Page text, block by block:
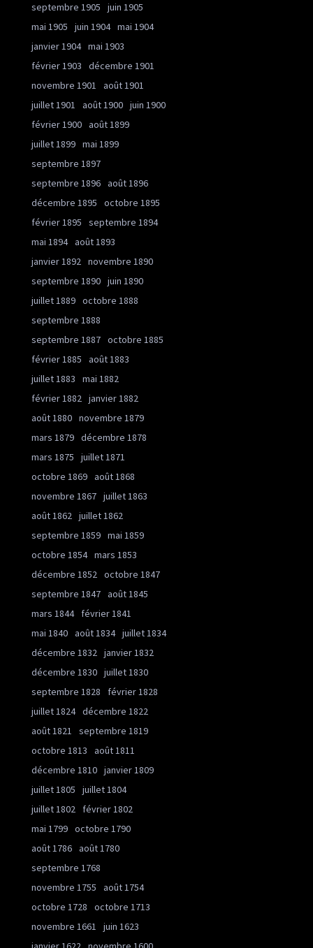
septembre 1905
juin 1905
mai 1905
juin 1904 mai 1904
janvier 1904 mai 1903
février 1903
décembre 1901
novembre 1901
août 1901
juillet 1901
août 1900 juin 1900
février 1900 août 1899
juillet 1899 mai 1899
septembre 1897
septembre 1896 août 1896
décembre 1895
octobre 1895
février 1895
septembre 1894
mai 1894 août 1893
janvier 1892 novembre 1890
septembre 1890 juin 1890
juillet 1889 octobre 1888
septembre 1888
septembre 1887 octobre 1885
février 1885
août 1883
juillet 1883
mai 1882
février 1882 janvier 1882
août 1880 novembre 1879
mars 1879 décembre 1878
mars 1875
juillet 1871
octobre 1869 août 1868
novembre 1867 juillet 1863
août 1862 juillet 1862
septembre 1859 mai 1859
octobre 1854 mars 1853
décembre 1852 octobre 1847
septembre 1847 août 1845
mars 1844
février 1841
mai 1840 août 1834 juillet 1834
décembre 1832 janvier 1832
décembre 1830 juillet 1830
septembre 1828
février 1828
juillet 1824 décembre 1822
août 1821
septembre 1819
octobre 1813
août 1811
décembre 1810 janvier 1809
juillet 1805
juillet 1804
juillet 1802
février 1802
mai 1799 octobre 1790
août 1786 août 1780
septembre 1768
novembre 1755
août 1754
octobre 1728
octobre 1713
novembre 1661
juin 1623